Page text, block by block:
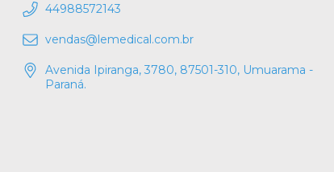
44988572143
vendas@lemedical.com.br
Avenida Ipiranga, 3780, 87501-310, Umuarama -
Paraná.